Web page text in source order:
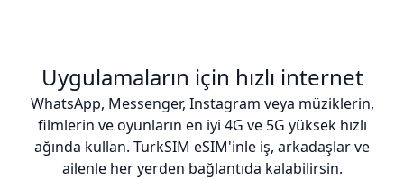
Uygulamaların için hızlı internet
WhatsApp, Messenger, Instagram veya müziklerin,
filmlerin ve oyunların en iyi 4G ve 5G yüksek hızlı
ağında kullan. TurkSIM eSIM'inle iş, arkadaşlar ve
ailenle her yerden bağlantıda kalabilirsin.